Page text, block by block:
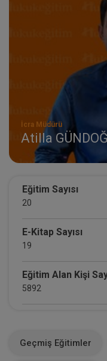
İcra Müdürü
Atilla
Eğitim Sayısı
20
E-Kitap Sayısı
19
Eğitim Alan Kişi
5892
Geçmiş Eğitimler